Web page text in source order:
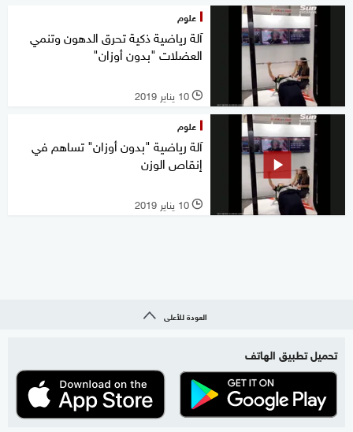
علوم
آلة رياضية ذكية تحرق الدهون وتنمي
العضلات "بدون أوزان"
l 10 يناير 2019
علوم
آلة رياضية "بدون أوزان" تساهم في
إنقاص الوزن
l 10 يناير 2019
العودة للأعلى
تحميل تطبيق الهاتف